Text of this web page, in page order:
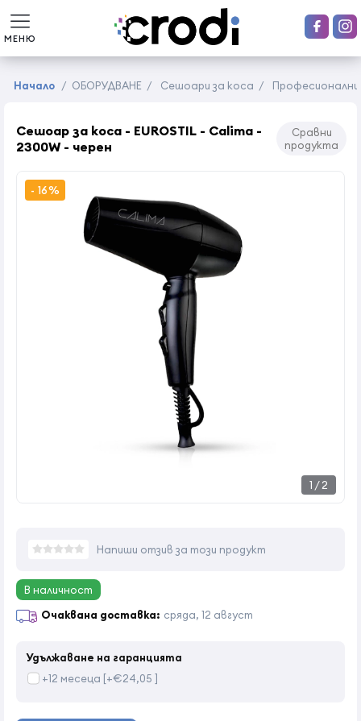
МЕНЮ
Начало / ОБОРУДВАНЕ / Сешоари за коса /
Сешоар за коса - EUROSTIL - Calima -
2300W - черен
Сравни
продукта
1 /2
- 16%
Напиши отзив за този продукт
В наличност
Очаквана доставка: сряда, 12 август
Удължаване на гаранцията
+12 месеца [+€24,05 ]